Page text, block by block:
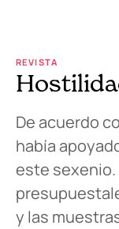
REVISTA
De acuerdo
había
este sexenio.
y las